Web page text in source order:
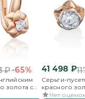
₽-65%
золота с
41 498 ₽
Серьги-
красного
Нет оценок